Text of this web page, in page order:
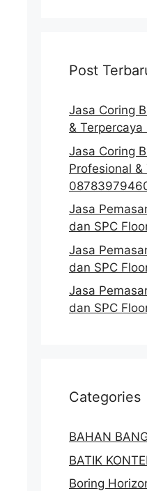
Post
Jasa Coring
&
Jasa Coring
Profesional &
Jasa
dan SPC
Jasa
dan SPC
Jasa
dan SPC
Categories
BAHAN
BATIK
Boring